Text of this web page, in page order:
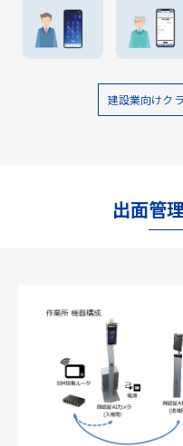
建設業向けク
出面管